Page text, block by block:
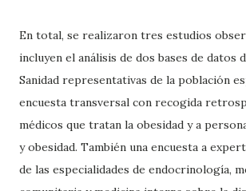
En total, se realizaron tres estudios
incluyen el análisis de dos bases de datos
Sanidad representativas de la población
encuesta transversal con recogida
médicos que tratan la obesidad y a
y obesidad. También una encuesta a
de las especialidades de endocrinología,